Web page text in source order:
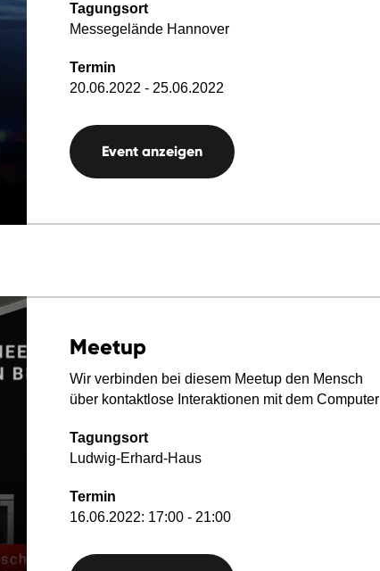
Tagungsort
Messegelände Hannover
Termin
20.06.2022 - 25.06.2022
Event anzeigen
Meetup
Wir verbinden bei diesem Meetup den Mensch
über kontaktlose Interaktionen mit dem Computer
Tagungsort
Ludwig-Erhard-Haus
Termin
16.06.2022: 17:00 - 21:00